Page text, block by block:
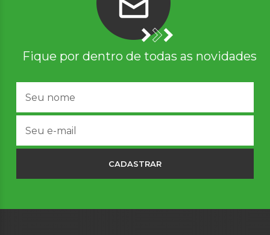
Fique por dentro de todas as novidades
CADASTRAR